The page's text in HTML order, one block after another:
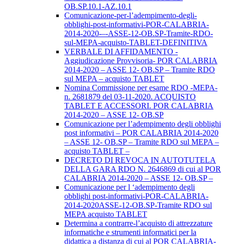
OB.SP.10.1-AZ.10.1
Comunicazione-per-l’adempimento-degli-
obblighi-post-informativi-POR-CALABRIA-
2014-2020-–-ASSE-12-OB.SP-Tramite-RDO-
sul-MEPA-acquisto-TABLET-DEFINITIVA
VERBALE DI AFFIDAMENTO -
Aggiudicazione Provvisoria- POR CALABRIA
2014-2020 – ASSE 12- OB.SP – Tramite RDO
sul MEPA – acquisto TABLET
Nomina Commissione per esame RDO -MEPA-
n. 2681879 del 03-11-2020. ACQUISTO
TABLET E ACCESSORI. POR CALABRIA
2014-2020 – ASSE 12- OB.SP
Comunicazione per l’adempimento degli obblighi
post informativi – POR CALABRIA 2014-2020
– ASSE 12- OB.SP – Tramite RDO sul MEPA –
acquisto TABLET –
DECRETO DI REVOCA IN AUTOTUTELA
DELLA GARA RDO N. 2646869 di cui al POR
CALABRIA 2014-2020 – ASSE 12- OB.SP –
Comunicazione per l ‘adempimento degli
obblighi post-informativi-POR-CALABRIA-
2014-2020ASSE-12-OB.SP-Tramite RDO sul
MEPA acquisto TABLET
Determina a contrarre-l’acquisto di attrezzature
informatiche e strumenti informatici per la
didattica a distanza di cui al POR CALABRIA-